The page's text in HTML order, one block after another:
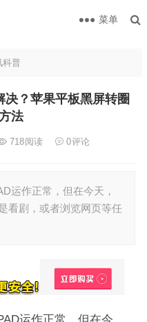
菜单
科普
？苹果平板黑屏转圈
法
718阅读 0评论
运作正常，但在今天，
看剧，或者浏览网页等任
运作正常，但在今